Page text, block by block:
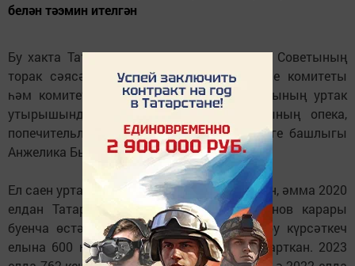
белән тәэмин ителгән
Бу хакта Татарстан Республикасы Дәүләт Советының
торак сәясәте һәм инфраструктура үсеше комитеты
һәм комитет каршындагы эксперт советының уртак
утырышында ТР мәгариф министрлыгының опека,
попечительлек һәм педагогик ярдәм бүлеге башлыгы
Анжелика Бычкова сөйләде.
Ел саен уртача 300гә якын кеше торак алган, әмма 2020
елдан Татарстан Рәисе Рөстәм Миңнеханов карары
буенча өстәмә финанслау нәтиҗәсендә бу күрсәткеч
елына 600 һәм аннан артыгракка кадәр арткан. 2023